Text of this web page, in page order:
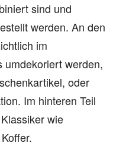
sind und
werden. An den
im
umdekoriert werden,
oder
Im hinteren Teil
wie